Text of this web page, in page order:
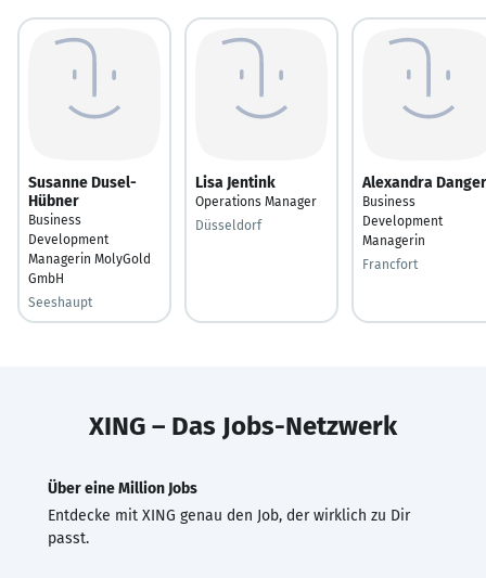
Susanne Dusel-
Hübner
Business
Development
Managerin MolyGold
GmbH
Seeshaupt
Lisa Jentink
Operations Manager
Düsseldorf
Alexandra Danger
Business
Development
Managerin
Francfort
XING – Das Jobs-Netzwerk
Über eine Million Jobs
Entdecke mit XING genau den Job, der wirklich zu Dir
passt.